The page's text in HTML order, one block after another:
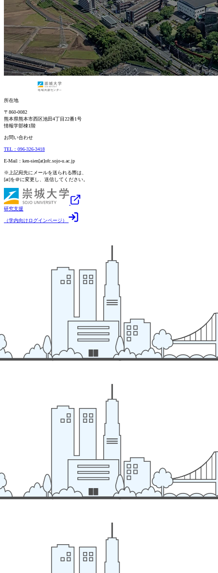
所在地
〒860-0082
熊本県熊本市西区池田4丁目22番1号
情報学部棟1階
お問い合わせ
TEL：096-326-3418
E-Mail：ken-sien[at]ofc.sojo-u.ac.jp
※上記宛先にメールを送られる際は、
[at]を＠に変更し、送信してください。
研究支援
（学内向けログインページ）